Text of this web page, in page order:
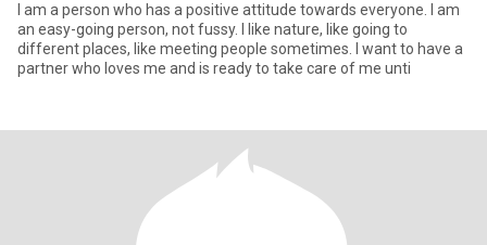
I am a person who has a positive attitude towards everyone. I am
an easy-going person, not fussy. I like nature, like going to
different places, like meeting people sometimes. I want to have a
partner who loves me and is ready to take care of me unti